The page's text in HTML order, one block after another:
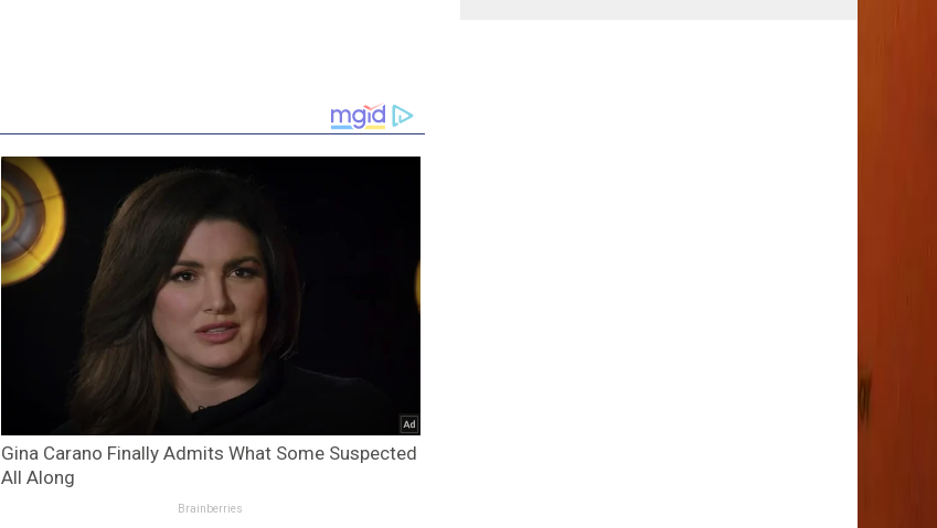
Gina Carano Finally Admits What Some Suspected
All Along
Brainberries